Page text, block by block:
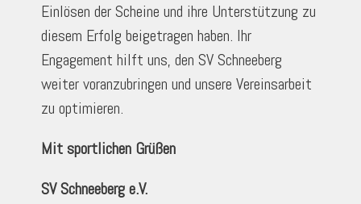
Einlösen der Scheine und ihre Unterstützung zu
diesem Erfolg beigetragen haben. Ihr
Engagement hilft uns, den SV Schneeberg
weiter voranzubringen und unsere Vereinsarbeit
zu optimieren.
Mit sportlichen Grüßen
SV Schneeberg e.V.